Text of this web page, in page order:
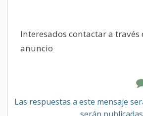
Interesados contactar a través
anuncio
Las respuestas a este mensaje